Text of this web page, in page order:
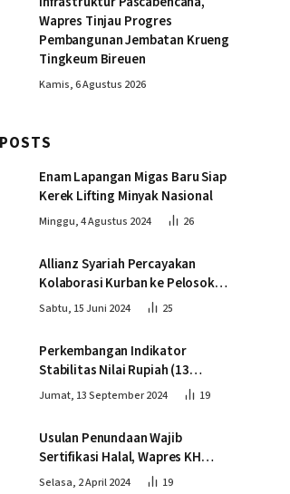
Wapres Tinjau Progres
Pembangunan Jembatan Krueng
Tingkeum Bireuen
Kamis, 6 Agustus 2026
Enam Lapangan Migas Baru Siap
Kerek Lifting Minyak Nasional
Minggu, 4 Agustus 2024 26
Allianz Syariah Percayakan
Kolaborasi Kurban ke Pelosok
Negeri bersama Dompet Dhuafa
Sabtu, 15 Juni 2024 25
Perkembangan Indikator
Stabilitas Nilai Rupiah (13
September 2024)
Jumat, 13 September 2024 19
Usulan Penundaan Wajib
Sertifikasi Halal, Wapres KH
Ma’ruf Amin: Proses Tetap
Selasa, 2 April 2024 19